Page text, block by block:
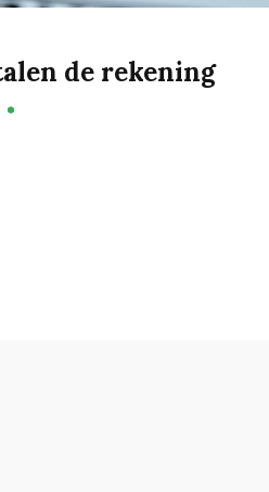
de rekening